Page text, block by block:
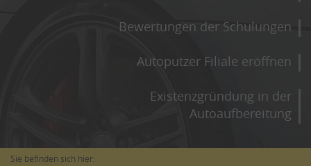
Bewertungen der Schulungen
Autoputzer Filiale eröffnen
Existenzgründung in der
Autoaufbereitung
Sie befinden sich hier: